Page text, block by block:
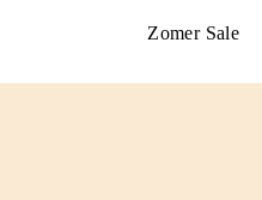
Zomer Sale